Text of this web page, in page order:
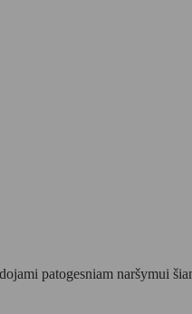
patogesniam naršymui